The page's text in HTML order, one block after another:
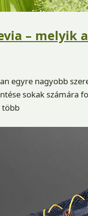
– melyik
egyre nagyobb
sokak számára
több